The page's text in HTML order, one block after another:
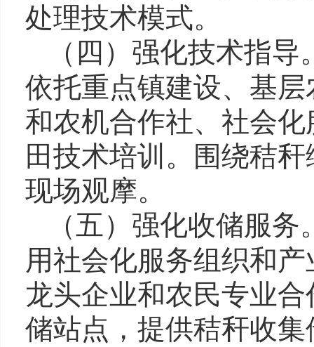
处理技术模式。
（四）强化技术指导
依托重点镇建设、基
和农机合作社、社会
田技术培训。围绕秸
现场观摩。
（五）强化收储服务
用社会化服务组织和
龙头企业和农民专业
储站点，提供秸秆收